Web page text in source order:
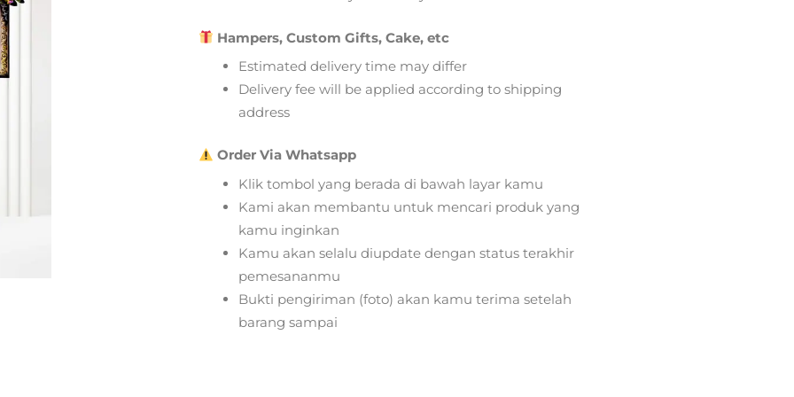
Hampers, Custom Gifts, Cake, etc
Estimated delivery time may differ
Delivery fee will be applied according to shipping
address
Order Via Whatsapp
Klik tombol yang berada di bawah layar kamu
Kami akan membantu untuk mencari produk yang
kamu inginkan
Kamu akan selalu diupdate dengan status terakhir
pemesananmu
Bukti pengiriman (foto) akan kamu terima setelah
barang sampai